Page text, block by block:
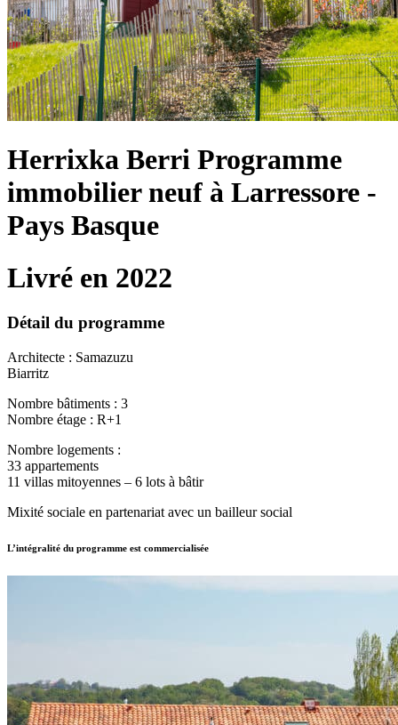
Herrixka Berri Programme
immobilier neuf à Larressore -
Pays Basque
Livré en 2022
Détail du programme
Architecte : Samazuzu
Biarritz
Nombre bâtiments : 3
Nombre étage : R+1
Nombre logements :
33 appartements
11 villas mitoyennes – 6 lots à bâtir
Mixité sociale en partenariat avec un bailleur social
L’intégralité du programme est commercialisée